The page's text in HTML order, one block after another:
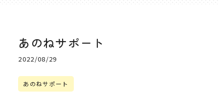
あのねサポート
2022/08/29
あのねサポート